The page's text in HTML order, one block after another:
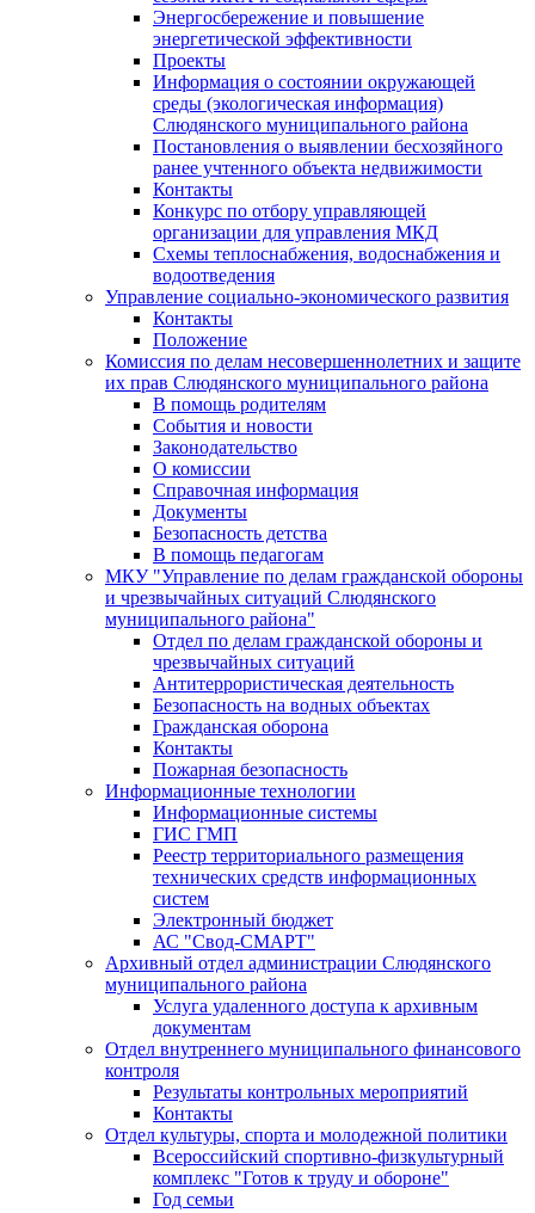
Энергосбережение и повышение
энергетической эффективности
Проекты
Информация о состоянии окружающей
среды (экологическая информация)
Слюдянского муниципального района
Постановления о выявлении бесхозяйного
ранее учтенного объекта недвижимости
Контакты
Конкурс по отбору управляющей
организации для управления МКД
Схемы теплоснабжения, водоснабжения и
водоотведения
Управление социально-экономического развития
Контакты
Положение
Комиссия по делам несовершеннолетних и защите
их прав Слюдянского муниципального района
В помощь родителям
События и новости
Законодательство
О комиссии
Справочная информация
Документы
Безопасность детства
В помощь педагогам
МКУ "Управление по делам гражданской обороны
и чрезвычайных ситуаций Слюдянского
муниципального района"
Отдел по делам гражданской обороны и
чрезвычайных ситуаций
Антитеррористическая деятельность
Безопасность на водных объектах
Гражданская оборона
Контакты
Пожарная безопасность
Информационные технологии
Информационные системы
ГИС ГМП
Реестр территориального размещения
технических средств информационных
систем
Электронный бюджет
АС "Свод-СМАРТ"
Архивный отдел администрации Слюдянского
муниципального района
Услуга удаленного доступа к архивным
документам
Отдел внутреннего муниципального финансового
контроля
Результаты контрольных мероприятий
Контакты
Отдел культуры, спорта и молодежной политики
Всероссийский спортивно-физкультурный
комплекс "Готов к труду и обороне"
Год семьи